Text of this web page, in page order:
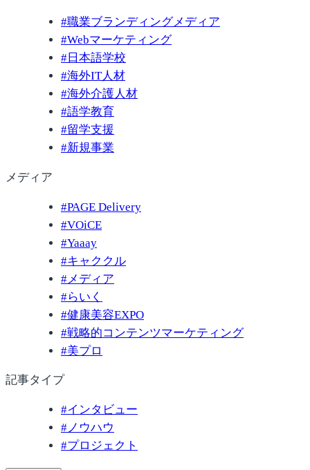
#職業ブランディングメディア
#Webマーケティング
# 日本語学校
#海外IT人材
#海外介護人材
#語学教育
#留学支援
#新規事業
メディア
#PAGE Delivery
#VOiCE
#Yaaay
#キャククル
# メディア
#らいく
#健康美容EXPO
#戦略的コンテンツマーケティング
#美プロ
記事タイプ
#インタビュー
#ノウハウ
#プロジェクト